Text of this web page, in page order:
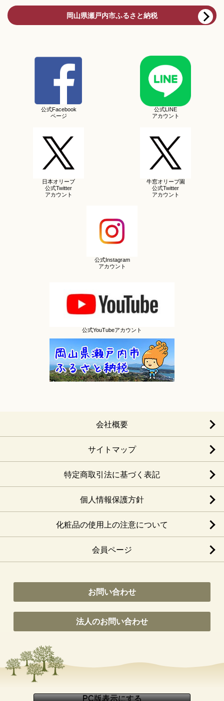
岡山県瀬戸内市ふるさと納税
公式Facebook
ページ
公式LINE
アカウント
日本オリーブ
公式Twitter
アカウント
牛窓オリーブ園
公式Twitter
アカウント
公式Instagram
アカウント
公式YouTubeアカウント
会社概要
サイトマップ
特定商取引法に基づく表記
個人情報保護方針
化粧品の使用上の注意について
会員ページ
お問い合わせ
法人のお問い合わせ